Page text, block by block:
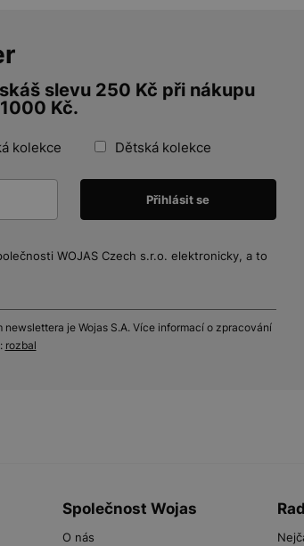
slevu 250 Kč při nákupu
Kč.
kolekce Dětská kolekce
WOJAS Czech s.r.o. elektronicky, a to
je Wojas S.A. Více informací o zpracování
rozbal
Společnost Wojas
O nás